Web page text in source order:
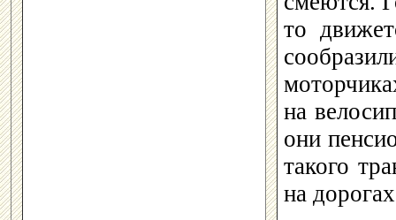
то
на
они
такого
на